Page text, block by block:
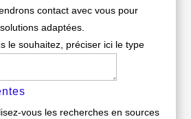
contact avec vous pour
adaptées.
le souhaitez, préciser ici le type
vous les recherches en sources